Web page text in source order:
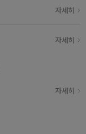
자세히
자세히
자세히